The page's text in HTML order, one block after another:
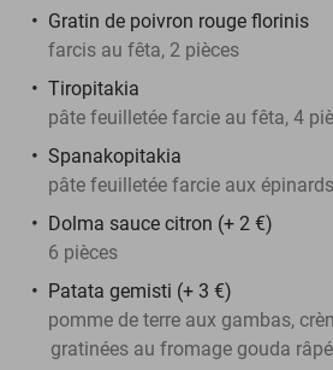
Gratin de poivron rouge florinis
farcis au fêta, 2 pièces
Tiropitakia
pâte feuilletée farcie au fêta, 4
Spanakopitakia
pâte feuilletée farcie aux
Dolma sauce citron (+ 2 €)
6 pièces
Patata gemisti (+ 3 €)
pomme de terre aux gambas,
gratinées au fromage gouda râpé